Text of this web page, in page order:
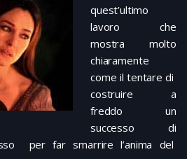
quest’ultimo
lavoro che
mostra molto
chiaramente
come il tentare di
costruire a
freddo un
successo di
per far smarrire l’anima del